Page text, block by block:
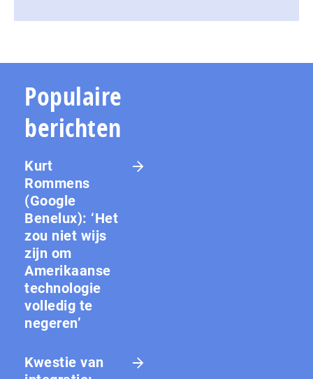
Populaire
berichten
Kurt
Rommens
(Google
Benelux): ‘Het
zou niet wijs
zijn om
Amerikaanse
technologie
volledig te
negeren’
Kwestie van